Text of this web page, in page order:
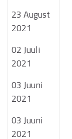
23 August
2021
02 Juuli
2021
03 Juuni
2021
03 Juuni
2021